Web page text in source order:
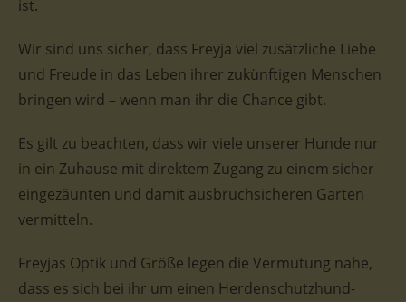
ist.
Wir sind uns sicher, dass Freyja viel zusätzliche Liebe
und Freude in das Leben ihrer zukünftigen Menschen
bringen wird – wenn man ihr die Chance gibt.
Es gilt zu beachten, dass wir viele unserer Hunde nur
in ein Zuhause mit direktem Zugang zu einem sicher
eingezäunten und damit ausbruchsicheren Garten
vermitteln.
Freyjas Optik und Größe legen die Vermutung nahe,
dass es sich bei ihr um einen Herdenschutzhund-